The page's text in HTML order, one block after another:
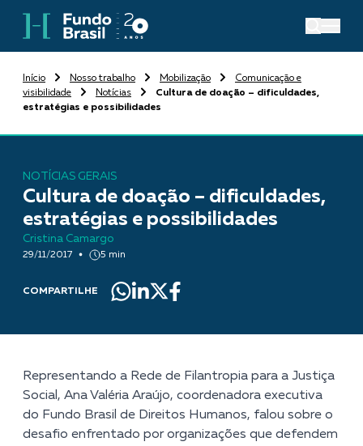
Início Nosso trabalho Mobilização
Comunicação e
visibilidade
Notícias
Cultura de doação – dificuldades,
estratégias e possibilidades
NOTÍCIAS GERAIS
Cultura de doação – dificuldades,
estratégias e possibilidades
Cristina Camargo
29/11/2017 5 min
COMPARTILHE
Representando a Rede de Filantropia para a Justiça
Social , Ana Valéria Araújo, coordenadora executiva
do Fundo Brasil de Direitos Humanos, falou sobre o
desafio enfrentado por organizações que defendem